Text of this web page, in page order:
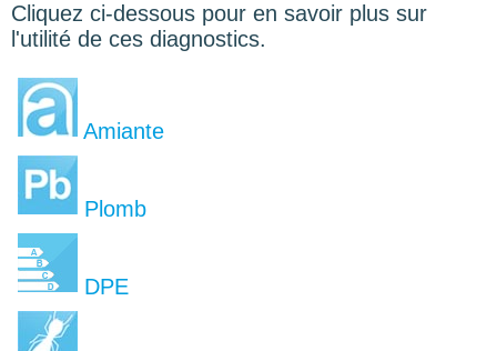
Cliquez ci-dessous pour en savoir plus sur
l'utilité de ces diagnostics.
Amiante
Plomb
DPE